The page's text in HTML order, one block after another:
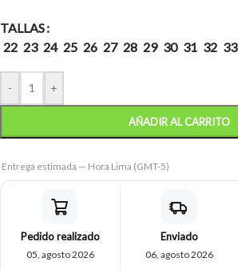
TALLAS
22 23 24 25 26 27 28 29 30 31 32 33
- +
AÑADIR AL CARRITO
Entrega estimada — Hora Lima (GMT-5)
Pedido realizado
05, agosto 2026
Enviado
06, agosto 2026